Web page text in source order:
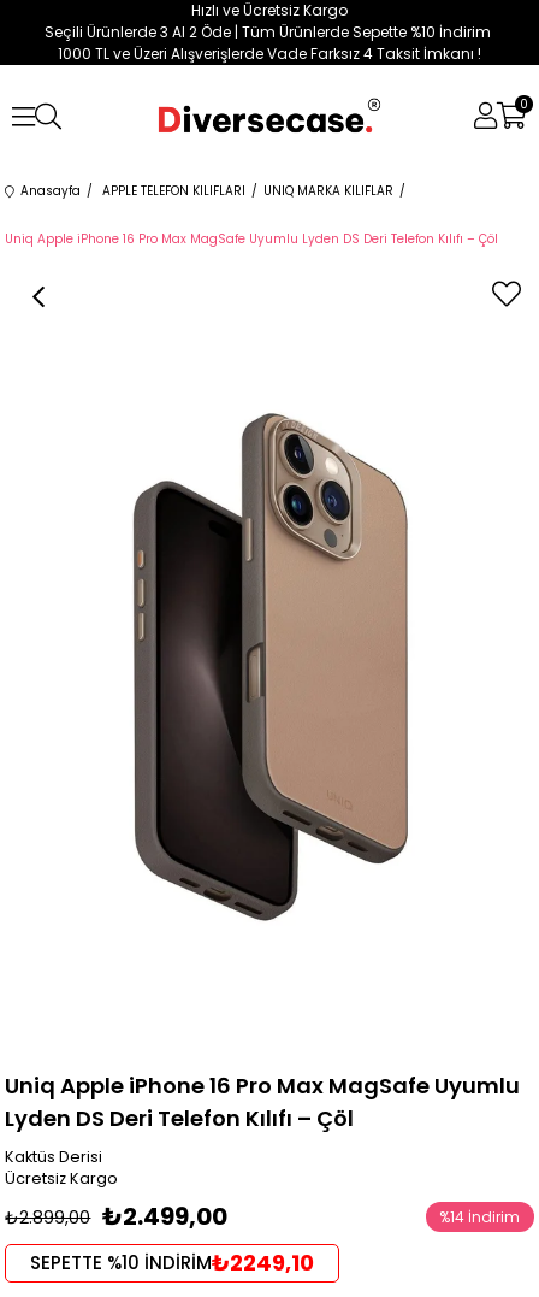
Hızlı ve Ücretsiz Kargo
Seçili Ürünlerde 3 Al 2 Öde | Tüm Ürünlerde Sepette %10 İndirim
1000 TL ve Üzeri Alışverişlerde Vade Farksız 4 Taksit İmkanı !
0
Anasayfa APPLE TELEFON KILIFLARI UNIQ MARKA KILIFLAR
Uniq Apple iPhone 16 Pro Max MagSafe Uyumlu Lyden DS Deri Telefon Kılıfı – Çöl
Uniq Apple iPhone 16 Pro Max MagSafe Uyumlu
Lyden DS Deri Telefon Kılıfı – Çöl
Kaktüs Derisi
Ücretsiz Kargo
₺2.899,00 ₺2.499,00 %14 İndirim
SEPETTE %10 İNDİRİM₺2249,10